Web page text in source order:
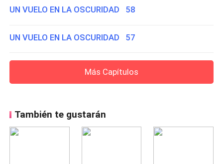
UN VUELO EN LA OSCURIDAD 58
UN VUELO EN LA OSCURIDAD 57
Más Capítulos
También te gustarán